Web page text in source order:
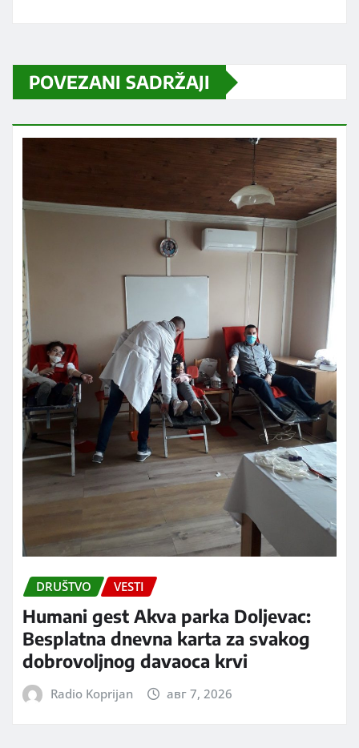
POVEZANI SADRŽAJI
DRUŠTVO VESTI
Humani gest Akva parka Doljevac:
Besplatna dnevna karta za svakog
dobrovoljnog davaoca krvi
Radio Koprijan авг 7, 2026